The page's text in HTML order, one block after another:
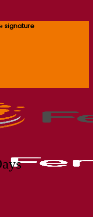
signature